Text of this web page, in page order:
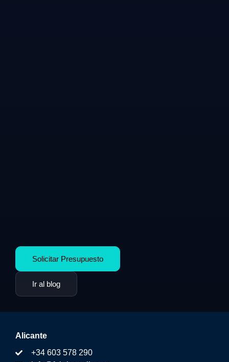
Solicitar Presupuesto
Ir al blog
Alicante
+34 603 578 290